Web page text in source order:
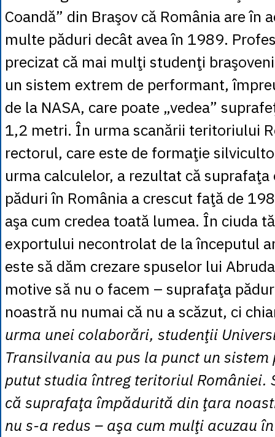
Coandă” din Braşov că România are în
multe păduri decât avea în 1989.
precizat că mai mulţi studenţi
un sistem extrem de performant,
de la NASA, care poate „vedea”
1,2 metri. În urma scanării teritoriului
rectorul, care este de formaţie
urma calculelor, a rezultat că suprafaţa
păduri în România a crescut faţă de
aşa cum credea toată lumea. În ciuda
exportului necontrolat de la începutul
este să dăm crezare spuselor lui
motive să nu o facem – suprafaţa
noastră nu numai că nu a scăzut, ci
urma unei colaborări, studenţii
Transilvania au pus la punct un
putut studia întreg teritoriul României.
că suprafaţa împădurită din ţara
nu s-a redus – aşa cum mulţi acuzau